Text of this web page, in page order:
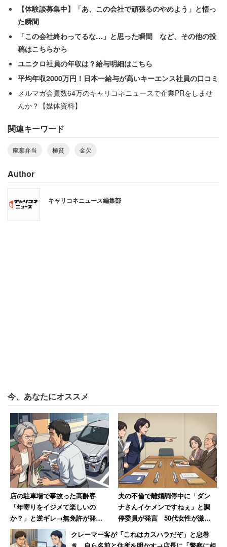
現在は年収600万円まで盛り返しているが、当時の友人夫
婦のサポートがなければ、再出発のハードルはさらに高く
なっていただろう。
【体験談募集中】「あ、この会社で頑張るのやめよう」と悟っ
た瞬間
「この会社終わってるな…」と思った瞬間 など、その他の投
稿はこちらから
ユニクロ社員の年収は？給与明細はこちら
平均年収2000万円！日本一給与が高いキーエンス社員の口コミ
メルマガ会員数64万のキャリコネニュースで企業PRをしませ
んか？【媒体資料】
関連キーワード
廃棄弁当 極貧 金欠
Author
キャリコネニュース編集部
今、あなたにオススメ
店の駐車場で事故った高齢客
「年寄りをイジメて楽しいの
か？」と逆ギレ→無免許が発覚
し警察に連行された結果「慰謝
料払え」
夫の不倫で離婚調停中に「ダン
ナさんイケメンですねぇ」と調
停委員が発言 50代女性が激怒
クレーマー客が「これはカスハラだぞ」と息巻